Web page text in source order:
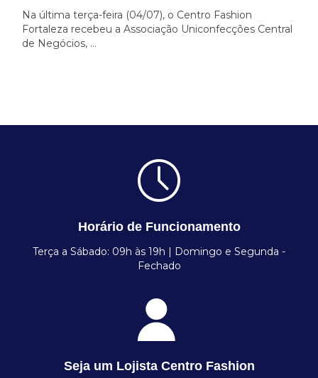
Na última terça-feira (04/07), o Centro Fashion
Fortaleza recebeu a Associação Uniconfecções Central
de Negócios, ...
Horário de Funcionamento
Terça a Sábado: 09h às 19h | Domingo e Segunda -
Fechado
Seja um Lojista Centro Fashion